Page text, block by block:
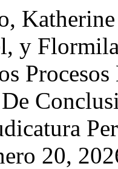
y
20,